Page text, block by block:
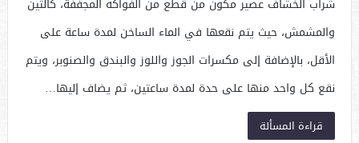
شراب الخشاف عصير مكون من قطع من الفواكه المجففة، كالتين
والمشمش، حيث يتم نقعها في الماء الساخن لمدة ساعة على
الأقل، بالإضافة إلى مكسرات الجوز واللوز والبندق والصنوبر، ويتم
نقع كل واحد منها على حدة لمدة ساعتين، ثم يضاف إليها…
قراءة المسألة